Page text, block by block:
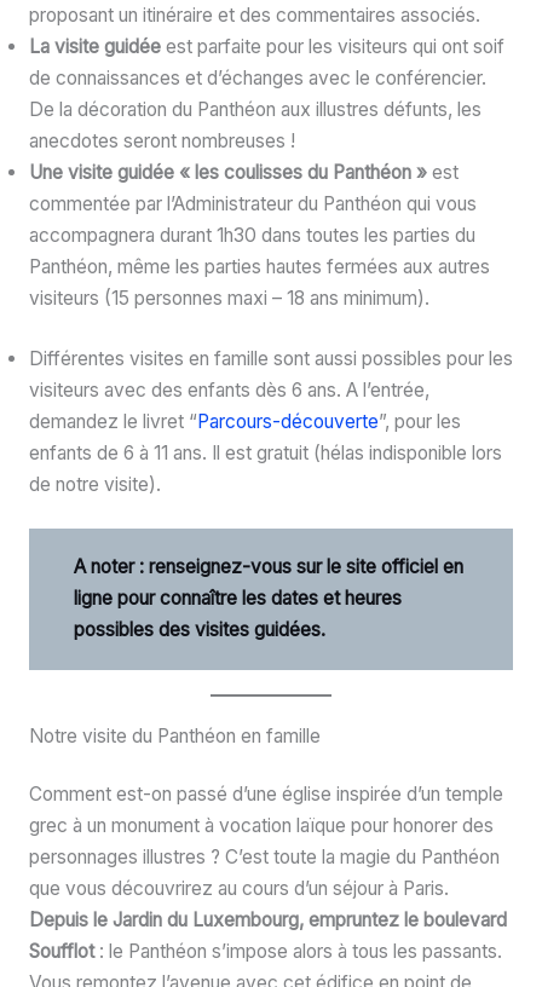
proposant un itinéraire et des commentaires associés.
La visite guidée est parfaite pour les visiteurs qui ont soif
de connaissances et d’échanges avec le conférencier.
De la décoration du Panthéon aux illustres défunts, les
anecdotes seront nombreuses !
Une visite guidée « les coulisses du Panthéon »est
commentée par l’Administrateur du Panthéon qui vous
accompagnera durant 1h30 dans toutes les parties du
Panthéon, même les parties hautes fermées aux autres
visiteurs (15 personnes maxi – 18 ans minimum).
Différentes visites en famille sont aussi possibles pour les
visiteurs avec des enfants dès 6 ans. A l’entrée,
demandez le livret “Parcours-découverte”, pour les
enfants de 6 à 11 ans. Il est gratuit (hélas indisponible lors
de notre visite).
A noter : renseignez-vous sur le site officiel en
ligne pour connaître les dates et heures
possibles des visites guidées.
Notre visite du Panthéon en famille
Comment est-on passé d’une église inspirée d’un temple
grec à un monument à vocation laïque pour honorer des
personnages illustres ? C’est toute la magie du Panthéon
que vous découvrirez au cours d’un séjour à Paris.
Depuis le Jardin du Luxembourg, empruntez le boulevard
Soufflot : le Panthéon s’impose alors à tous les passants.
Vous remontez l’avenue avec cet édifice en point de